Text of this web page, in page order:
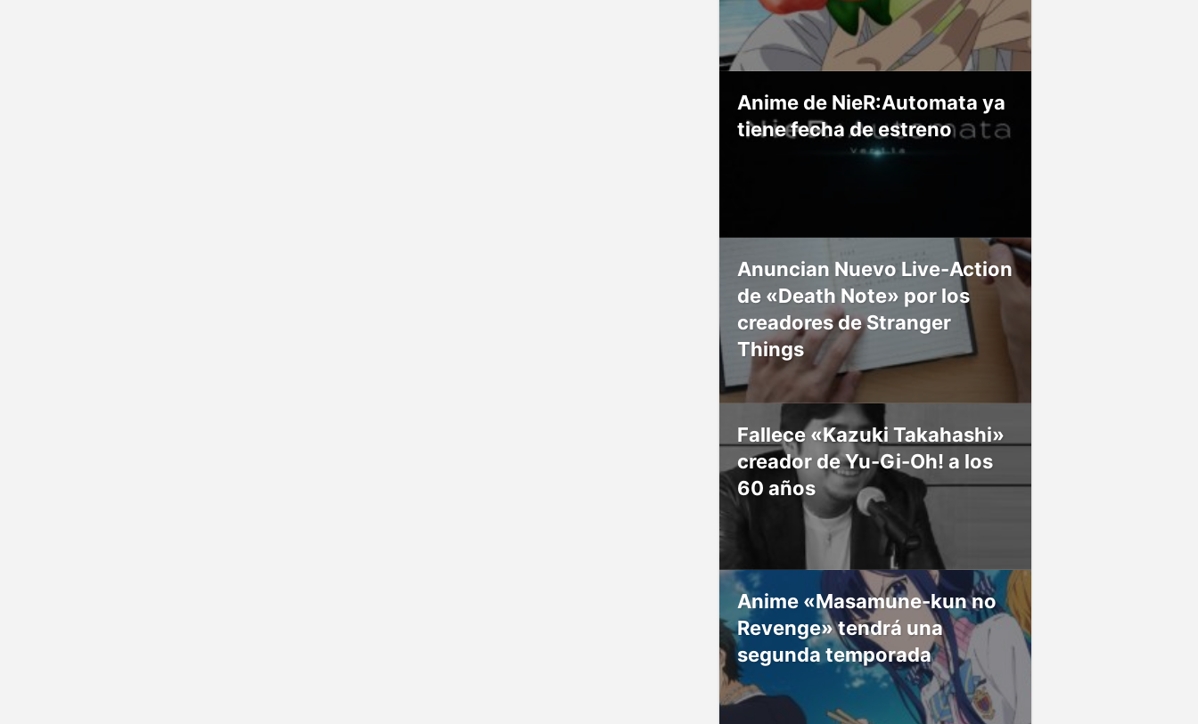
Anime de NieR:Automata ya
tiene fecha de estreno
Anuncian Nuevo Live-Action
de «Death Note» por los
creadores de Stranger
Things
Fallece «Kazuki Takahashi»
creador de Yu-Gi-Oh! a los
60 años
Anime «Masamune-kun no
Revenge» tendrá una
segunda temporada